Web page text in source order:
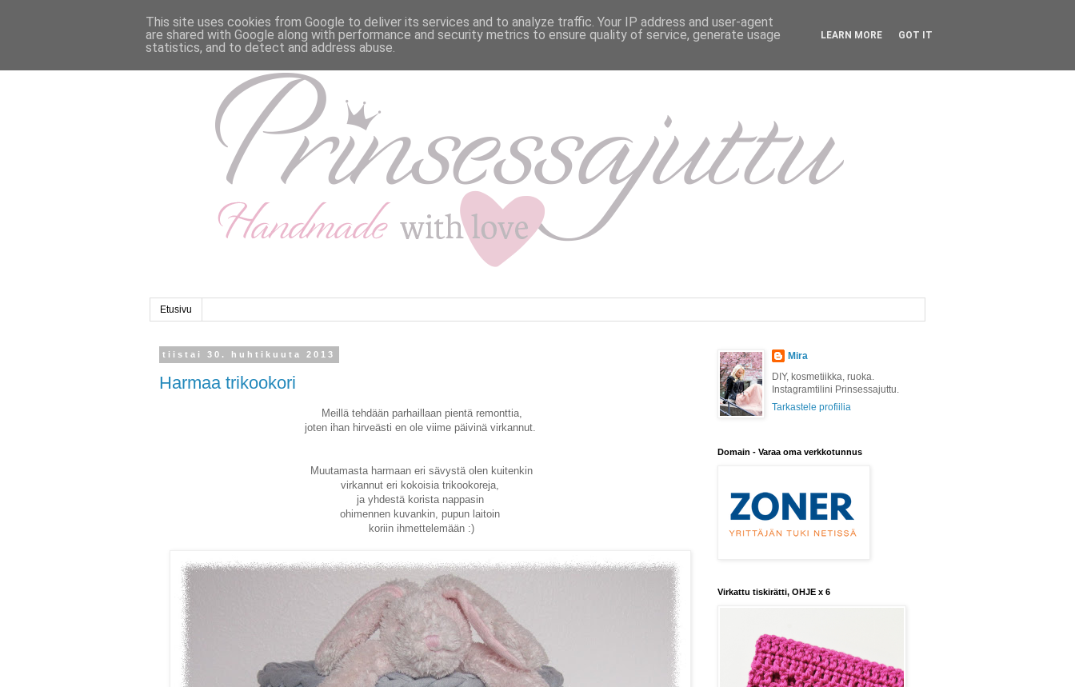
Etusivu
tiistai 30. huhtikuuta 2013
Harmaa trikookori
Meillä tehdään parhaillaan pientä remonttia,
joten ihan hirveästi en ole viime päivinä virkannut.
Muutamasta harmaan eri sävystä olen kuitenkin
virkannut eri kokoisia trikookoreja,
ja yhdestä korista nappasin
ohimennen kuvankin, pupun laitoin
koriin ihmettelemään :)
Mira
DIY, kosmetiikka, ruoka.
Instagramtilini Prinsessajuttu.
Tarkastele profiilia
Domain - Varaa oma verkkotunnus
Virkattu tiskirätti, OHJE x 6
This site uses cookies from Google to deliver its services and to analyze traffic. Your IP address and user-agent
are shared with Google along with performance and security metrics to ensure quality of service, generate usage
statistics, and to detect and address abuse.
LEARN MORE GOT IT